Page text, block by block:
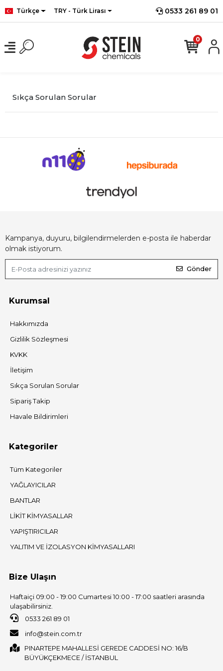
Türkçe TRY - Türk Lirası 0533 261 89 01
0
Sıkça Sorulan Sorular
Kampanya, duyuru, bilgilendirmelerden e-posta ile haberdar
olmak istiyorum.
Gönder
Kurumsal
Hakkımızda
Gizlilik Sözleşmesi
KVKK
İletişim
Sıkça Sorulan Sorular
Sipariş Takip
Havale Bildirimleri
Kategoriler
Tüm Kategoriler
YAĞLAYICILAR
BANTLAR
LİKİT KİMYASALLAR
YAPIŞTIRICILAR
YALITIM VE İZOLASYON KİMYASALLARI
Bize Ulaşın
Haftaiçi 09:00 - 19:00 Cumartesi 10:00 - 17:00 saatleri arasında
ulaşabilirsiniz.
0533 261 89 01
info@stein.com.tr
PINARTEPE MAHALLESİ GEREDE CADDESİ NO: 16/B
BÜYÜKÇEKMECE / İSTANBUL